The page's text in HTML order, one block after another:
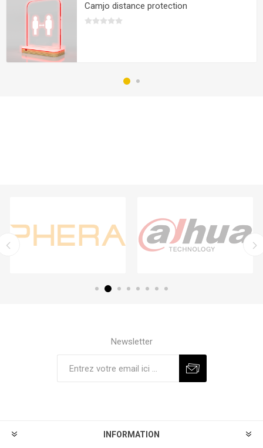
Camjo distance protection
Newsletter
INFORMATION